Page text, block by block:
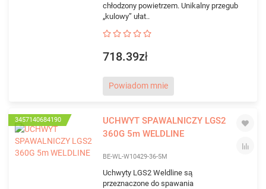
chłodzony powietrzem. Unikalny przegub
„kulowy” ułat..
718.39zł
Powiadom mnie
3457140684190
UCHWYT SPAWALNICZY LGS2
360G 5m WELDLINE
BE-WL-W10429-36-5M
Uchwyty LGS2 Weldline są
przeznaczone do spawania